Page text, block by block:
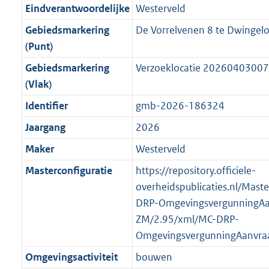
f
o
m
a
a
t
b
n
f
r
m
a
a
b
i
n
o
r
m
a
t
b
e
i
f
o
r
m
a
t
5
o
o
t
:
3
K
b
r
o
t
e
:
K
b
Eindverantwoordelijke Westerveld
Gebiedsmarkering
(Punt)
De Vorrelvenen 8 te
Gebiedsmarkering
(Vlak)
Verzoeklocatie
Identifier
gmb-2026-186324
Jaargang
2026
Maker
Westerveld
Masterconfiguratie
https://repository.officiele-
overheidspublicaties.nl/
DRP-
ZM/2.95/xml/MC-DRP-
Omgevingsactiviteit
bouwen